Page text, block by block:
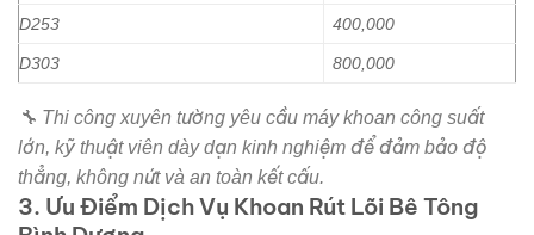
D253 400,000
D303 800,000
🔧 Thi công xuyên tường yêu cầu máy khoan công suất
lớn, kỹ thuật viên dày dạn kinh nghiệm để đảm bảo độ
thẳng, không nứt và an toàn kết cấu.
3. Ưu Điểm Dịch Vụ Khoan Rút Lõi Bê Tông